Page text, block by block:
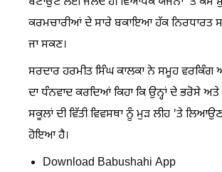
ਕਰਮਚਾਰੀਆਂ ਦੇ ਸਾਰੇ ਬਕਾਇਆ ਹੱਕ ਨਿਰਧਾਰਤ
ਜਾ ਸਕਣ।
ਸਰਦਾਰ ਹਰਮੀਤ ਸਿੰਘ ਕਾਲਕਾ ਨੇ ਸਮੂਹ ਵਰਕਿੰਗ
ਦਾ ਧੰਨਵਾਦ ਕਰਦਿਆਂ ਕਿਹਾ ਕਿ ਉਨ੍ਹਾਂ ਦੇ ਭਰੋਸੇ
ਸਕੂਲਾਂ ਦੀ ਵਿੱਤੀ ਵਿਵਸਥਾ ਨੂੰ ਮੁੜ ਲੀਹ 'ਤੇ
ਹੋਇਆ ਹੈ।
Download Babushahi App